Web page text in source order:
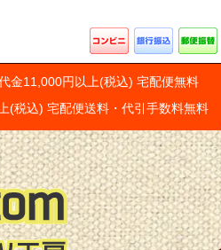
金11,000円以上(税込) 宅配便無料
(税込) 宅配便送料・代引手数料無料